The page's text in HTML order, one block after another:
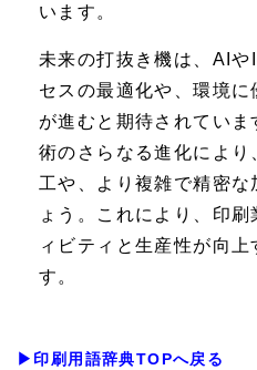
います。
未来の打抜き機は、AI
セスの最適化や、環境
が進むと期待されてい
術のさらなる進化により
工や、より複雑で精密な
ょう。これにより、印
ィビティと生産性が向上
す。
▶印刷用語辞典TOPへ戻る